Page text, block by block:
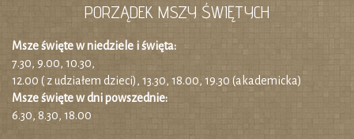
PORZĄDEK MSZY ŚWIĘTYCH
Msze święte w niedziele i święta:
7.30, 9.00, 10.30,
12.00 ( z udziałem dzieci), 13.30, 18.00, 19.30 (akademicka)
Msze święte w dni powszednie:
6.30, 8.30, 18.00